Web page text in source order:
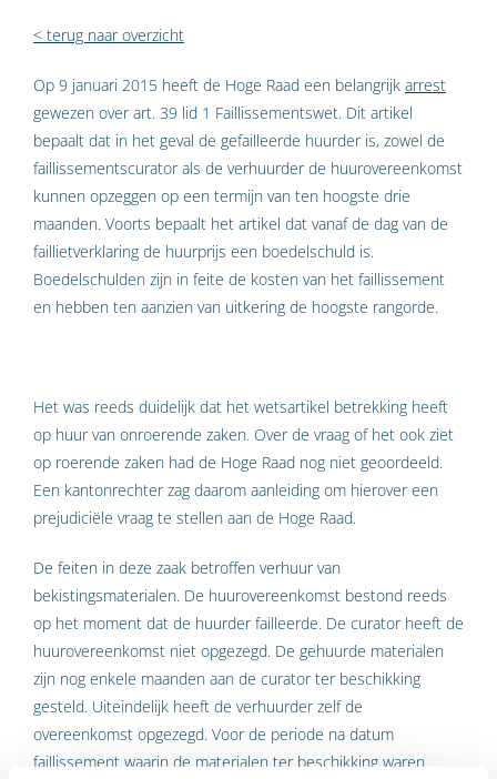
< terug naar overzicht
Op 9 januari 2015 heeft de Hoge Raad een belangrijk arrest
gewezen over art. 39 lid 1 Faillissementswet. Dit artikel
bepaalt dat in het geval de gefailleerde huurder is, zowel de
faillissementscurator als de verhuurder de huurovereenkomst
kunnen opzeggen op een termijn van ten hoogste drie
maanden. Voorts bepaalt het artikel dat vanaf de dag van de
faillietverklaring de huurprijs een boedelschuld is.
Boedelschulden zijn in feite de kosten van het faillissement
en hebben ten aanzien van uitkering de hoogste rangorde.
Het was reeds duidelijk dat het wetsartikel betrekking heeft
op huur van onroerende zaken. Over de vraag of het ook ziet
op roerende zaken had de Hoge Raad nog niet geoordeeld.
Een kantonrechter zag daarom aanleiding om hierover een
prejudiciële vraag te stellen aan de Hoge Raad.
De feiten in deze zaak betroffen verhuur van
bekistingsmaterialen. De huurovereenkomst bestond reeds
op het moment dat de huurder failleerde. De curator heeft de
huurovereenkomst niet opgezegd. De gehuurde materialen
zijn nog enkele maanden aan de curator ter beschikking
gesteld. Uiteindelijk heeft de verhuurder zelf de
overeenkomst opgezegd. Voor de periode na datum
faillissement waarin de materialen ter beschikking waren